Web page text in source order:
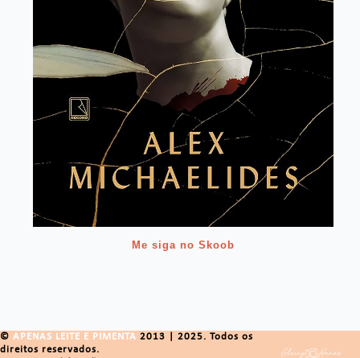
Me siga no Skoob
© APENAS LEITE E PIMENTA 2013 | 2025. Todos os
direitos reservados.